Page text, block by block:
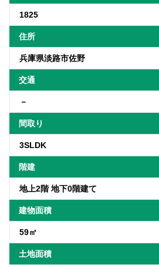
1825
住所
兵庫県淡路市佐野
交通
－
間取り
3SLDK
階建
地上2階 地下0階建て
建物面積
59㎡
土地面積